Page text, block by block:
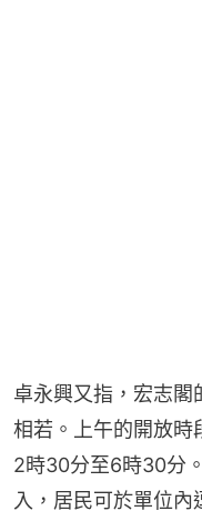
卓永興又指，宏志閣
相若。上午的開放時
2時30分至6時30分
入，居民可於單位